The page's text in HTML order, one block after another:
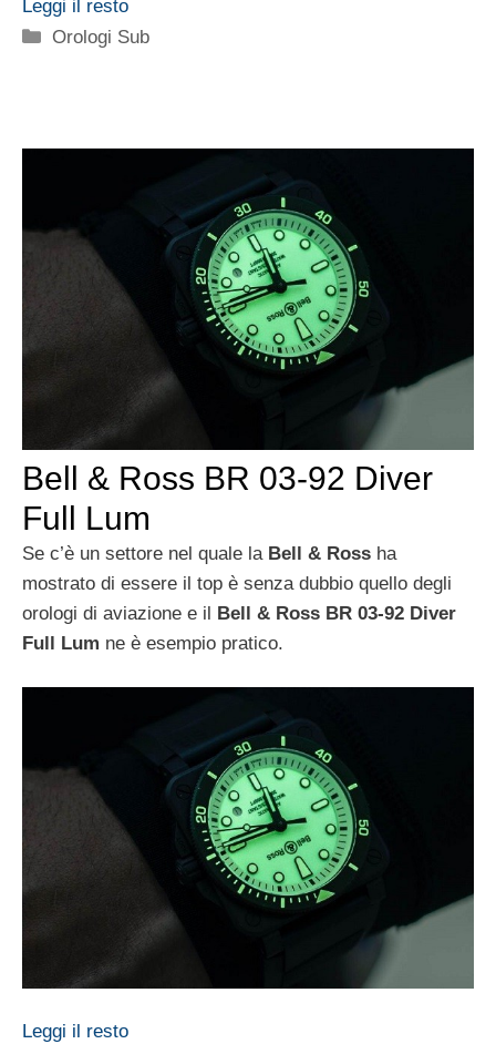
Leggi il resto
Categorie
Orologi Sub
Bell & Ross BR 03-92 Diver
Full Lum
Se c’è un settore nel quale la Bell & Ross ha
mostrato di essere il top è senza dubbio quello degli
orologi di aviazione e il Bell & Ross BR 03-92 Diver
Full Lum ne è esempio pratico.
Leggi il resto